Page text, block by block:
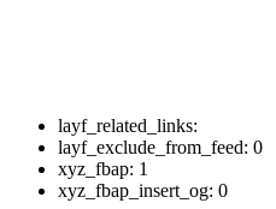
layf_related_links:
layf_exclude_from_feed: 0
xyz_fbap: 1
xyz_fbap_insert_og: 0